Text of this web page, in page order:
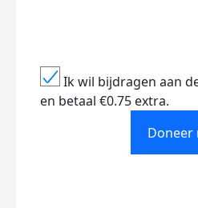
Ik wil bijdragen aan
en betaal €0.75 extra.
Doneer